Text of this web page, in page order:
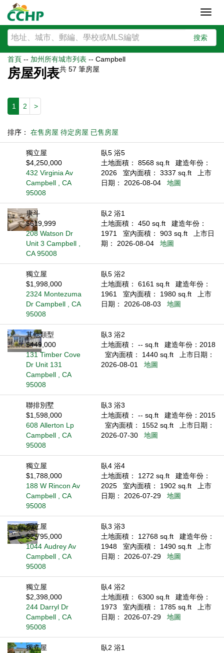
搜索
首頁 -- 加州所有城市列表 -- Campbell
房屋列表共 57 筆房屋
1 2 >
排序： 在售房屋 待定房屋 已售房屋
獨立屋
$4,250,000
432 Virginia Av
Campbell , CA
95008
臥5 浴5
土地面積： 8568 sq.ft
建造年份：
2026
室內面積： 3337 sq.ft
上市
日期： 2026-08-04
地圖
康斗
$619,999
208 Watson Dr
Unit 3 Campbell ,
CA 95008
臥2 浴1
土地面積： 450 sq.ft
建造年份：
1971
室內面積： 903 sq.ft
上市日
期： 2026-08-04
地圖
獨立屋
$1,998,000
2324 Montezuma
Dr Campbell , CA
95008
臥5 浴2
土地面積： 6161 sq.ft
建造年份：
1961
室內面積： 1980 sq.ft
上市
日期： 2026-08-03
地圖
其他類型
$449,000
131 Timber Cove
Dr Unit 131
Campbell , CA
95008
臥3 浴2
土地面積： -- sq.ft
建造年份：2018
室內面積： 1440 sq.ft
上市日期：
2026-08-01
地圖
聯排別墅
$1,598,000
608 Allerton Lp
Campbell , CA
95008
臥3 浴3
土地面積： -- sq.ft
建造年份：2015
室內面積： 1552 sq.ft
上市日期：
2026-07-30
地圖
獨立屋
$1,788,000
188 W Rincon Av
Campbell , CA
95008
臥4 浴4
土地面積： 1272 sq.ft
建造年份：
2025
室內面積： 1902 sq.ft
上市
日期： 2026-07-29
地圖
獨立屋
$2,795,000
1044 Audrey Av
Campbell , CA
95008
臥3 浴3
土地面積： 12768 sq.ft
建造年份：
1948
室內面積： 1490 sq.ft
上市
日期： 2026-07-29
地圖
獨立屋
$2,398,000
244 Darryl Dr
Campbell , CA
95008
臥4 浴2
土地面積： 6300 sq.ft
建造年份：
1973
室內面積： 1785 sq.ft
上市
日期： 2026-07-29
地圖
獨立屋
臥2 浴1